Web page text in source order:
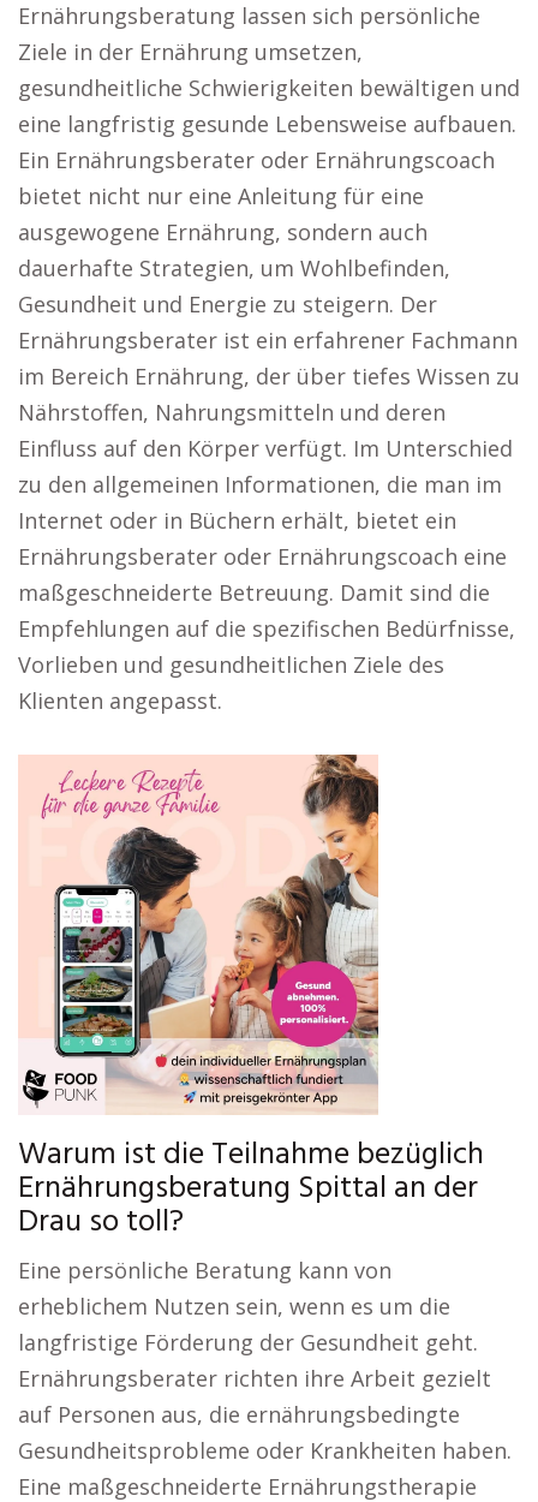
Ernährungsberatung lassen sich persönliche
Ziele in der Ernährung umsetzen,
gesundheitliche Schwierigkeiten bewältigen und
eine langfristig gesunde Lebensweise aufbauen.
Ein Ernährungsberater oder Ernährungscoach
bietet nicht nur eine Anleitung für eine
ausgewogene Ernährung, sondern auch
dauerhafte Strategien, um Wohlbefinden,
Gesundheit und Energie zu steigern. Der
Ernährungsberater ist ein erfahrener Fachmann
im Bereich Ernährung, der über tiefes Wissen zu
Nährstoffen, Nahrungsmitteln und deren
Einfluss auf den Körper verfügt. Im Unterschied
zu den allgemeinen Informationen, die man im
Internet oder in Büchern erhält, bietet ein
Ernährungsberater oder Ernährungscoach eine
maßgeschneiderte Betreuung. Damit sind die
Empfehlungen auf die spezifischen Bedürfnisse,
Vorlieben und gesundheitlichen Ziele des
Klienten angepasst.
Warum ist die Teilnahme bezüglich
Ernährungsberatung Spittal an der
Drau so toll?
Eine persönliche Beratung kann von
erheblichem Nutzen sein, wenn es um die
langfristige Förderung der Gesundheit geht.
Ernährungsberater richten ihre Arbeit gezielt
auf Personen aus, die ernährungsbedingte
Gesundheitsprobleme oder Krankheiten haben.
Eine maßgeschneiderte Ernährungstherapie